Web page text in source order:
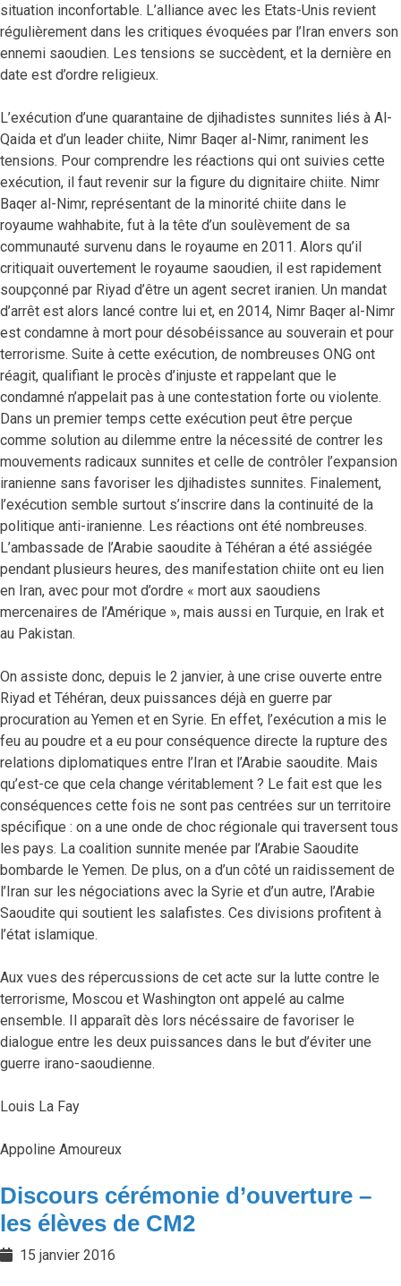
situation inconfortable. L’alliance avec les Etats-Unis revient
régulièrement dans les critiques évoquées par l’Iran envers son
ennemi saoudien. Les tensions se succèdent, et la dernière en
date est d’ordre religieux.
L’exécution d’une quarantaine de djihadistes sunnites liés à Al-
Qaida et d’un leader chiite, Nimr Baqer al-Nimr, raniment les
tensions. Pour comprendre les réactions qui ont suivies cette
exécution, il faut revenir sur la figure du dignitaire chiite. Nimr
Baqer al-Nimr, représentant de la minorité chiite dans le
royaume wahhabite, fut à la tête d’un soulèvement de sa
communauté survenu dans le royaume en 2011. Alors qu’il
critiquait ouvertement le royaume saoudien, il est rapidement
soupçonné par Riyad d’être un agent secret iranien. Un mandat
d’arrêt est alors lancé contre lui et, en 2014, Nimr Baqer al-Nimr
est condamne à mort pour désobéissance au souverain et pour
terrorisme. Suite à cette exécution, de nombreuses ONG ont
réagit, qualifiant le procès d’injuste et rappelant que le
condamné n’appelait pas à une contestation forte ou violente.
Dans un premier temps cette exécution peut être perçue
comme solution au dilemme entre la nécessité de contrer les
mouvements radicaux sunnites et celle de contrôler l’expansion
iranienne sans favoriser les djihadistes sunnites. Finalement,
l’exécution semble surtout s’inscrire dans la continuité de la
politique anti-iranienne. Les réactions ont été nombreuses.
L’ambassade de l’Arabie saoudite à Téhéran a été assiégée
pendant plusieurs heures, des manifestation chiite ont eu lien
en Iran, avec pour mot d’ordre « mort aux saoudiens
mercenaires de l’Amérique », mais aussi en Turquie, en Irak et
au Pakistan.
On assiste donc, depuis le 2 janvier, à une crise ouverte entre
Riyad et Téhéran, deux puissances déjà en guerre par
procuration au Yemen et en Syrie. En effet, l’exécution a mis le
feu au poudre et a eu pour conséquence directe la rupture des
relations diplomatiques entre l’Iran et l’Arabie saoudite. Mais
qu’est-ce que cela change véritablement ? Le fait est que les
conséquences cette fois ne sont pas centrées sur un territoire
spécifique : on a une onde de choc régionale qui traversent tous
les pays. La coalition sunnite menée par l’Arabie Saoudite
bombarde le Yemen. De plus, on a d’un côté un raidissement de
l’Iran sur les négociations avec la Syrie et d’un autre, l’Arabie
Saoudite qui soutient les salafistes. Ces divisions profitent à
l’état islamique.
Aux vues des répercussions de cet acte sur la lutte contre le
terrorisme, Moscou et Washington ont appelé au calme
ensemble. Il apparaît dès lors nécéssaire de favoriser le
dialogue entre les deux puissances dans le but d’éviter une
guerre irano-saoudienne.
Louis La Fay
Appoline Amoureux
Discours cérémonie d’ouverture –
les élèves de CM2
15 janvier 2016